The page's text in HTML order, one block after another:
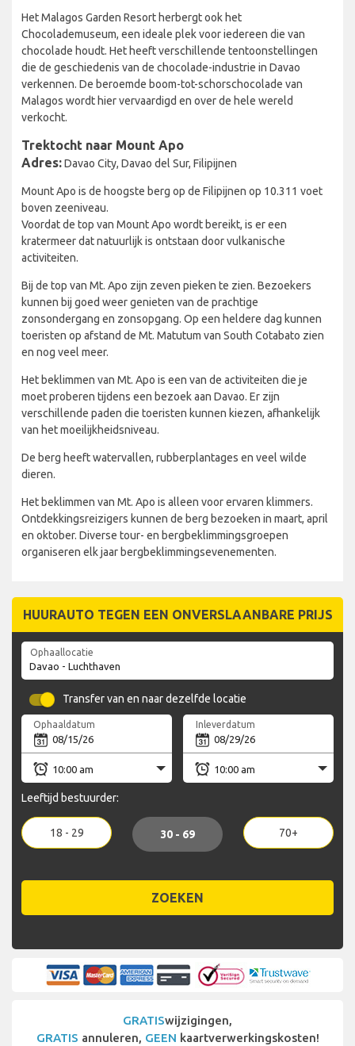
Het Malagos Garden Resort herbergt ook het
Chocolademuseum, een ideale plek voor iedereen die van
chocolade houdt. Het heeft verschillende tentoonstellingen
die de geschiedenis van de chocolade-industrie in Davao
verkennen. De beroemde boom-tot-schorschocolade van
Malagos wordt hier vervaardigd en over de hele wereld
verkocht.
Trektocht naar Mount Apo
Adres:Davao City, Davao del Sur, Filipijnen
Mount Apo is de hoogste berg op de Filipijnen op 10.311 voet
boven zeeniveau.
Voordat de top van Mount Apo wordt bereikt, is er een
kratermeer dat natuurlijk is ontstaan door vulkanische
activiteiten.
Bij de top van Mt. Apo zijn zeven pieken te zien. Bezoekers
kunnen bij goed weer genieten van de prachtige
zonsondergang en zonsopgang. Op een heldere dag kunnen
toeristen op afstand de Mt. Matutum van South Cotabato zien
en nog veel meer.
Het beklimmen van Mt. Apo is een van de activiteiten die je
moet proberen tijdens een bezoek aan Davao. Er zijn
verschillende paden die toeristen kunnen kiezen, afhankelijk
van het moeilijkheidsniveau.
De berg heeft watervallen, rubberplantages en veel wilde
dieren.
Het beklimmen van Mt. Apo is alleen voor ervaren klimmers.
Ontdekkingsreizigers kunnen de berg bezoeken in maart, april
en oktober. Diverse tour- en bergbeklimmingsgroepen
organiseren elk jaar bergbeklimmingsevenementen.
HUURAUTO TEGEN EEN ONVERSLAANBARE PRIJS
Ophaallocatie
Transfer van en naar dezelfde locatie
Ophaaldatum Inleverdatum
Leeftijd bestuurder:
18 - 29 30 - 69 70+
ZOEKEN
GRATISwijzigingen,
GRATIS annuleren, GEEN kaartverwerkingskosten!